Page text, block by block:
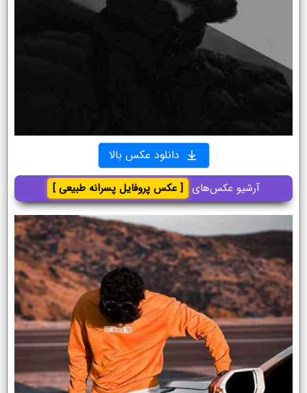
دانلود عکس بالا
آرشیو عکس‌های [ عکس پروفایل پسرانه طبیعی ]